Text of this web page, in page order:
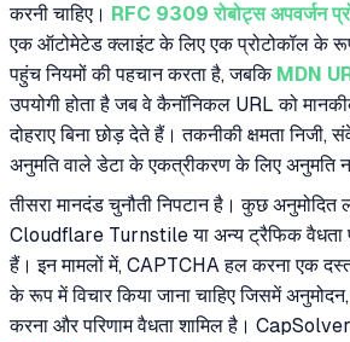
करनी चाहिए। RFC 9309 रोबोट्स अपवर्जन
एक ऑटोमेटेड क्लाइंट के लिए एक प्रोटोकॉल के रूप
पहुंच नियमों की पहचान करता है, जबकि MDN
उपयोगी होता है जब वे कैनॉनिकल URL को
दोहराए बिना छोड़ देते हैं। तकनीकी क्षमता निजी,
अनुमति वाले डेटा के एकत्रीकरण के लिए अनुमति
तीसरा मानदंड चुनौती निपटान है। कुछ अनुमोदित
Cloudflare Turnstile या अन्य ट्रैफिक वैधता
हैं। इन मामलों में, CAPTCHA हल करना एक
के रूप में विचार किया जाना चाहिए जिसमें
करना और परिणाम वैधता शामिल है।